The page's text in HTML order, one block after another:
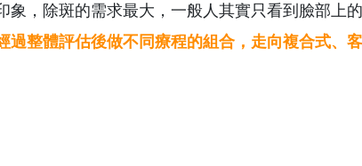
，除斑的需求最大，一般人其實只看到臉部上
整體評估後做不同療程的組合，走向複合式、